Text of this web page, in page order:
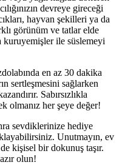
devreye gireceği
hayvan şekilleri ya da
görünüm ve tatlar elde
ile süslemeyi
en az 30 dakika
sertleşmesini sağlarken
Sabırsızlıkla
olmanız her şeye değer!
sevdiklerinize hediye
Unutmayın, ev
kişisel bir dokunuş taşır.
olun!